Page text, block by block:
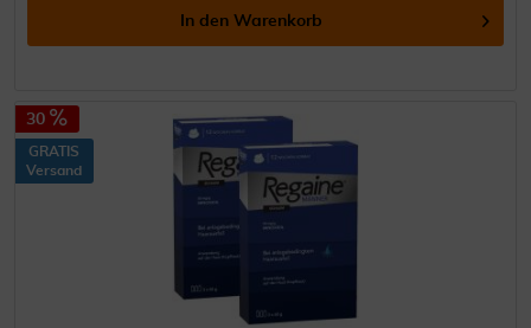
In den Warenkorb
30
GRATIS
Versand